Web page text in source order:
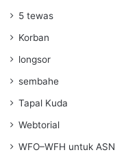
5 tewas
Korban
longsor
sembahe
Tapal Kuda
Webtorial
WFO–WFH untuk ASN